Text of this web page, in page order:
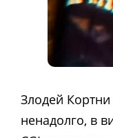
Злодей Кортни
ненадолго, в